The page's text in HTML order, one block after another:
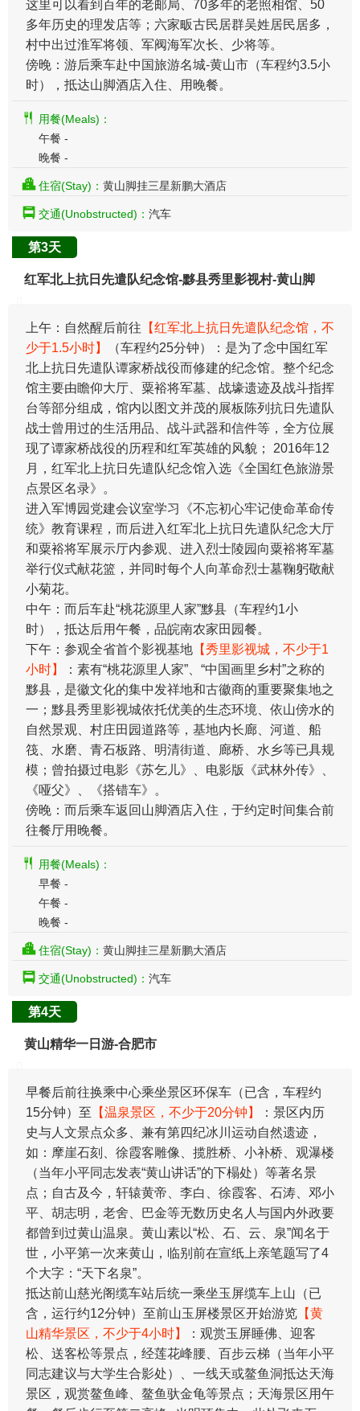
这里可以看到百年的老邮局、70多年的老照相馆、50
多年历史的理发店等；六家畈古民居群吴姓居民居多，
村中出过淮军将领、军阀海军次长、少将等。
傍晚：游后乘车赴中国旅游名城-黄山市（车程约3.5小
时），抵达山脚酒店入住、用晚餐。
用餐(Meals)：
午餐 -
晚餐 -
住宿(Stay)： 黄山脚挂三星新鹏大酒店
交通(Unobstructed)： 汽车
第3天
红军北上抗日先遣队纪念馆-黟县秀里影视村-黄山脚
上午：自然醒后前往 【红军北上抗日先遣队纪念馆，不
少于1.5小时】
（车程约25分钟）：是为了念中国红军
北上抗日先遣队谭家桥战役而修建的纪念馆。整个纪念
馆主要由瞻仰大厅、粟裕将军墓、战壕遗迹及战斗指挥
台等部分组成，馆内以图文并茂的展板陈列抗日先遣队
战士曾用过的生活用品、战斗武器和信件等，全方位展
现了谭家桥战役的历程和红军英雄的风貌； 2016年12
月，红军北上抗日先遣队纪念馆入选《全国红色旅游景
点景区名录》。
进入军博园党建会议室学习《不忘初心牢记使命革命传
统》教育课程，而后进入红军北上抗日先遣队纪念大厅
和粟裕将军展示厅内参观、进入烈士陵园向粟裕将军墓
举行仪式献花篮，并同时每个人向革命烈士墓鞠躬敬献
小菊花。
中午：而后车赴“桃花源里人家”黟县（车程约1小
时），抵达后用午餐，品皖南农家田园餐。
下午：参观全省首个影视基地 【秀里影视城，不少于1
小时】
：素有“桃花源里人家”、“中国画里乡村”之称的
黟县，是徽文化的集中发祥地和古徽商的重要聚集地之
一；黟县秀里影视城依托优美的生态环境、依山傍水的
自然景观、村庄田园道路等，基地内长廊、河道、船
筏、水磨、青石板路、明清街道、廊桥、水乡等已具规
模；曾拍摄过电影《苏乞儿》、电影版《武林外传》、
《哑父》、《搭错车》。
傍晚：而后乘车返回山脚酒店入住，于约定时间集合前
往餐厅用晚餐。
用餐(Meals)：
早餐 -
午餐 -
晚餐 -
住宿(Stay)： 黄山脚挂三星新鹏大酒店
交通(Unobstructed)： 汽车
第4天
黄山精华一日游-合肥市
早餐后前往换乘中心乘坐景区环保车（已含，车程约
15分钟）至 【温泉景区，不少于20分钟】
：景区内历
史与人文景点众多、兼有第四纪冰川运动自然遗迹，
如：摩崖石刻、徐霞客雕像、揽胜桥、小补桥、观瀑楼
（当年小平同志发表“黄山讲话”的下榻处）等著名景
点；自古及今，轩辕黄帝、李白、徐霞客、石涛、邓小
平、胡志明，老舍、巴金等无数历史名人与国内外政要
都曾到过黄山温泉。黄山素以“松、石、云、泉”闻名于
世，小平第一次来黄山，临别前在宣纸上亲笔题写了4
个大字：“天下名泉”。
抵达前山慈光阁缆车站后统一乘坐玉屏缆车上山（已
含，运行约12分钟）至前山玉屏楼景区开始游览 【黄
山精华景区，不少于4小时】
：观赏玉屏睡佛、迎客
松、送客松等景点，经莲花峰腰、百步云梯（当年小平
同志建议与大学生合影处）、一线天或鳌鱼洞抵达天海
景区，观赏鳌鱼峰、鳌鱼驮金龟等景点；天海景区用午